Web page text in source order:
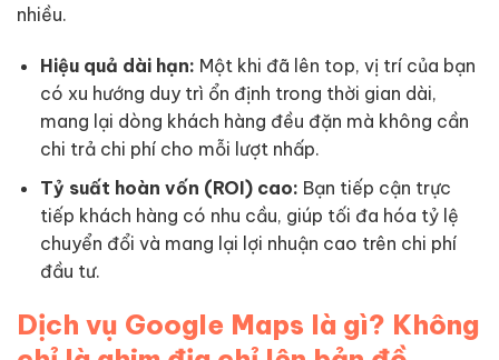
nhiều.
Hiệu quả dài hạn: Một khi đã lên top, vị trí của bạn
có xu hướng duy trì ổn định trong thời gian dài,
mang lại dòng khách hàng đều đặn mà không cần
chi trả chi phí cho mỗi lượt nhấp.
Tỷ suất hoàn vốn (ROI) cao: Bạn tiếp cận trực
tiếp khách hàng có nhu cầu, giúp tối đa hóa tỷ lệ
chuyển đổi và mang lại lợi nhuận cao trên chi phí
đầu tư.
Dịch vụ Google Maps là gì? Không